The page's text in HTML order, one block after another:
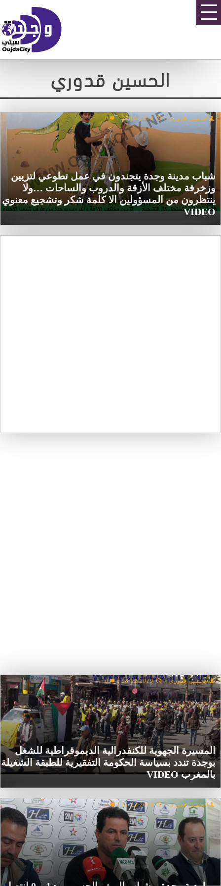
الحسين قدوري
شباب مدينة وجدة يتجندون في عمل تطوعي لتزيين
وزخرفة مختلف الأزقة والدروب والساحات …ولا
ينتظرون من المسؤولين الا كلمة شكر وتشجيع معنوي
VIDEO
الحسين قدوري /
27/06/2020
/
0
المسيرة الجهوية للكنفدرالية الديموقراطية للشغل
بوجدة تندد بسياسة الحكومة التفقيرية للطبقة الشغيلة
بالمغرب VIDEO
الحسين قدوري /
28/02/2019
/
0
الحسين قدوري /
11/12/2018
/
0